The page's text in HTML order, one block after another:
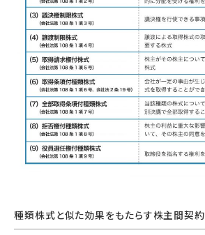
種類株式と似た効果をもたらす株主間契約